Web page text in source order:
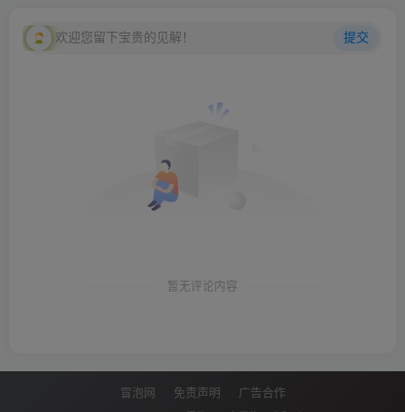
欢迎您留下宝贵的见解！ 提交
暂无评论内容
冒泡网 免责声明 广告合作